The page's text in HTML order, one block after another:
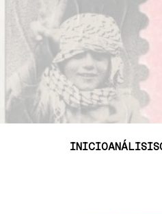
INICIOANÁLISIS